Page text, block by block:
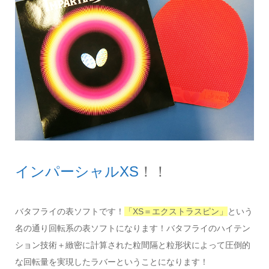
インパーシャルXS ！！
バタフライの表ソフトです！ 「XS＝エクストラスピン」
という
名の通り回転系の表ソフトになります！バタフライのハイテン
ション技術＋緻密に計算された粒間隔と粒形状によって圧倒的
な回転量を実現したラバーということになります！